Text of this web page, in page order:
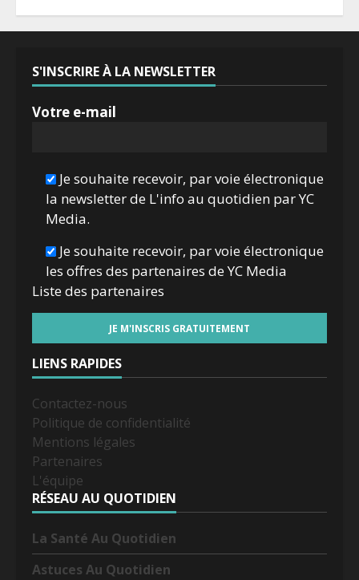
S'INSCRIRE À LA NEWSLETTER
Votre e-mail
Je souhaite recevoir, par voie électronique
la newsletter de L'info au quotidien par YC
Media.
Je souhaite recevoir, par voie électronique
les offres des partenaires de YC Media
Liste des partenaires
LIENS RAPIDES
Contactez-nous
Politique de confidentialité
Mentions légales
Partenaires
L'équipe
RÉSEAU AU QUOTIDIEN
La Santé Au Quotidien
Astuces Au Quotidien